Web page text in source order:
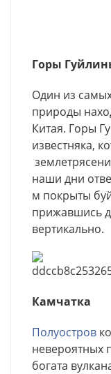
Горы
Один из
природы
Китая. Горы
известняка,
наши дни
м покрыты
прижавшись
вертикально.
Камчатка
Полуостров
невероятных
богата